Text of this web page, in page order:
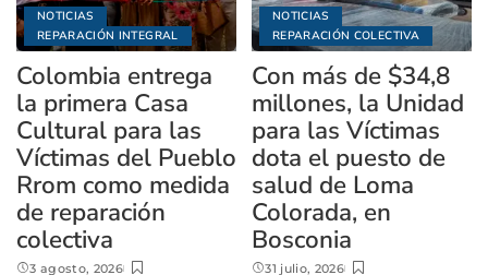
NOTICIAS
REPARACIÓN INTEGRAL
Colombia entrega
la primera Casa
Cultural para las
Víctimas del Pueblo
Rrom como medida
de reparación
colectiva
3 agosto, 2026
NOTICIAS
REPARACIÓN COLECTIVA
Con más de $34,8
millones, la Unidad
para las Víctimas
dota el puesto de
salud de Loma
Colorada, en
Bosconia
31 julio, 2026